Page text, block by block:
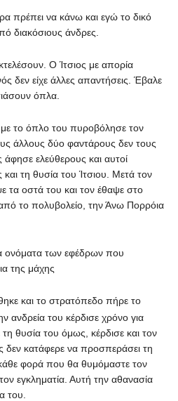
πρέπει να κάνω και εγώ το δικό
διακόσιους άνδρες.
Ο Ίτσιος με απορία
δεν είχε άλλες απαντήσεις. Έβαλε
όπλα.
με το όπλο του πυροβόλησε τον
άλλους δύο φαντάρους δεν τους
ελεύθερους και αυτοί
και τη θυσία του Ίτσιου. Μετά τον
τα οστά του και τον έθαψε στο
το πολυβολείο, την Άνω Πορρόια
ονόματα των εφέδρων που
της μάχης
και το στρατόπεδο πήρε το
ανδρεία του κέρδισε χρόνο για
θυσία του όμως, κέρδισε και τον
δεν κατάφερε να προσπεράσει τη
κάθε φορά που θα θυμόμαστε τον
εγκληματία. Αυτή την αθανασία
του.